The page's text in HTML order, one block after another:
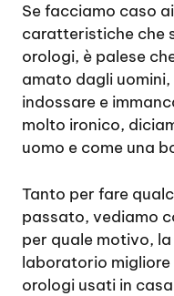
Se facciamo caso ai
caratteristiche che
orologi, è palese
amato dagli
indossare e
molto ironico,
uomo e come una
Tanto per fare
passato, vediamo
per quale motivo, la
laboratorio
orologi usati in